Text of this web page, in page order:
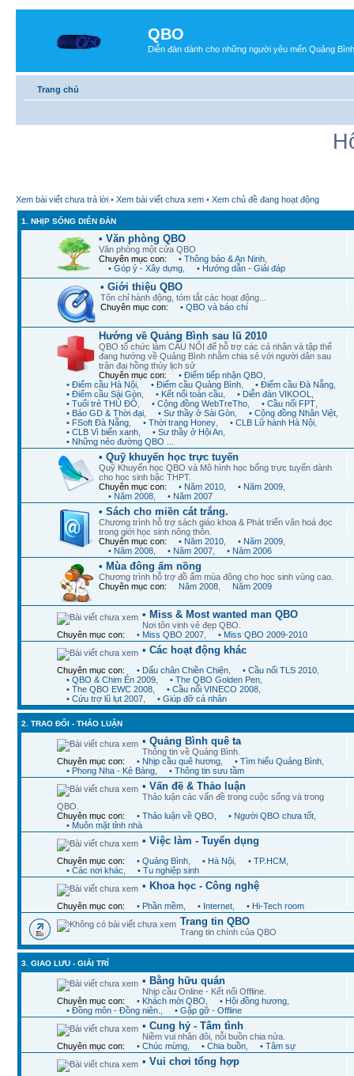
QBO
Diễn đàn dành cho những người yêu mến Quảng Bình
Trang chủ
Xem bài viết chưa trả lời • Xem bài viết chưa xem • Xem chủ đề đang hoạt động
1. NHỊP SỐNG DIỄN ĐÀN
• Văn phòng QBO
Văn phòng một cửa QBO
Chuyên mục con:
• Thông báo & An Ninh
• Góp ý - Xây dựng
• Hướng dẫn - Giải đáp
• Giới thiệu QBO
Tôn chỉ hành động, tóm tắt các hoạt động...
Chuyên mục con:
• QBO và báo chí
Hướng về Quảng Bình sau lũ 2010
QBO tổ chức làm CẦU NỐI để hỗ trợ các cá nhân và tập thể
đang hướng về Quảng Bình nhằm chia sẻ với người dân sau
trận đại hồng thủy lịch sử
Chuyên mục con:
• Điểm tiếp nhận QBO
• Điểm cầu Hà Nội
• Điểm cầu Quảng Bình • Điểm cầu Đà Nẵng
• Điểm cầu Sài Gòn
• Kết nối toàn cầu • Diễn đàn VIKOOL
• Tuổi trẻ THỦ ĐÔ
• Cộng đồng WebTreTho • Cầu nối FPT
• Báo GD & Thời đại
• Sư thầy ở Sài Gòn • Cộng đồng Nhân Việt
• FSoft Đà Nẵng
• Thời trang Honey • CLB Lữ hành Hà Nội
• CLB Vì biển xanh
• Sư thầy ở Hội An
• Những nẻo đường QBO ...
• Quỹ khuyến học trực tuyến
Quỹ Khuyến học QBO và Mô hình học bổng trực tuyến dành
cho học sinh bậc THPT.
Chuyên mục con:
• Năm 2010 • Năm 2009
• Năm 2008
• Năm 2007
• Sách cho miền cát trắng.
Chương trình hỗ trợ sách giáo khoa & Phát triển văn hoá đọc
trong giới học sinh nông thôn.
Chuyên mục con:
• Năm 2010 • Năm 2009
• Năm 2008
• Năm 2007 • Năm 2006
• Mùa đông ấm nồng
Chương trình hỗ trợ đồ ấm mùa đông cho học sinh vùng cao.
Chuyên mục con:
Năm 2008 Năm 2009
• Miss & Most wanted man QBO
Nơi tôn vinh vẻ đẹp QBO.
Chuyên mục con:
• Miss QBO 2007 • Miss QBO 2009-2010
• Các hoạt động khác
Chuyên mục con: • Dấu chân Chiền Chiện • Cầu nối TLS 2010
• QBO & Chim Én 2009
• The QBO Golden Pen
• The QBO EWC 2008
• Cầu nối VINECO 2008
• Cứu trợ lũ lụt 2007
• Giúp đỡ cá nhân
2. TRAO ĐỔI - THẢO LUẬN
• Quảng Bình quê ta
Thông tin về Quảng Bình.
Chuyên mục con:
• Nhịp cầu quê hương • Tìm hiểu Quảng Bình
• Phong Nha - Kẻ Bàng
• Thông tin sưu tầm
• Vấn đề & Thảo luận
Thảo luận các vấn đề trong cuộc sống và trong
QBO.
Chuyên mục con:
• Thảo luận về QBO • Người QBO chưa tốt
• Muôn mặt tỉnh nhà
• Việc làm - Tuyển dụng
Chuyên mục con: • Quảng Bình • Hà Nội • TP.HCM
• Các nơi khác
• Tu nghiệp sinh
• Khoa học - Công nghệ
Chuyên mục con: • Phần mềm • Internet • Hi-Tech room
Trang tin QBO
Trang tin chính của QBO
3. GIAO LƯU - GIẢI TRÍ
• Bằng hữu quán
Nhịp cầu Online - Kết nối Offline.
Chuyên mục con:
• Khách mời QBO • Hội đồng hương
• Đồng môn - Đồng niên.
• Gặp gỡ - Offline
• Cung hỷ - Tâm tình
Niềm vui nhân đôi, nỗi buồn chia nửa.
Chuyên mục con:
• Chúc mừng • Chia buồn • Tâm sự
• Vui chơi tổng hợp